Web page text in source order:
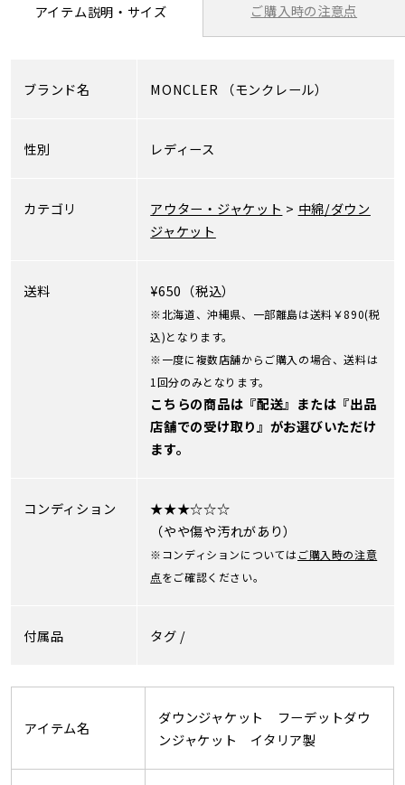
アイテム説明・サイズ ご購入時の注意点
ブランド名 MONCLER （モンクレール）
性別 レディース
カテゴリ アウター・ジャケット > 中綿/ダウン
ジャケット
送料 ¥650（税込）
※北海道、沖縄県、一部離島は送料￥890(税
込)となります。
※一度に複数店舗からご購入の場合、送料は
1回分のみとなります。
こちらの商品は『配送』または『出品
店舗での受け取り』がお選びいただけ
ます。
コンディション
★★★☆☆☆
（やや傷や汚れがあり）
※コンディションについてはご購入時の注意
点をご確認ください。
付属品 タグ /
アイテム名
ダウンジャケット フーデットダウ
ンジャケット イタリア製